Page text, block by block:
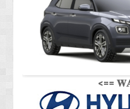
<==